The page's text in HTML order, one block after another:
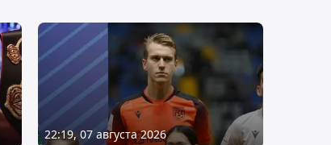
22:19, 07 августа 2026